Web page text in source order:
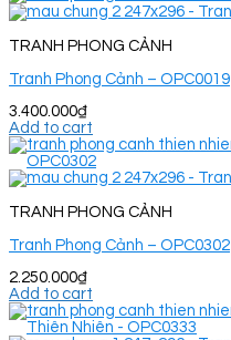
TRANH PHONG CẢNH
Tranh Phong Cảnh – OPC0019
3.400.000₫
Add to cart
TRANH PHONG CẢNH
Tranh Phong Cảnh – OPC0302
2.250.000₫
Add to cart